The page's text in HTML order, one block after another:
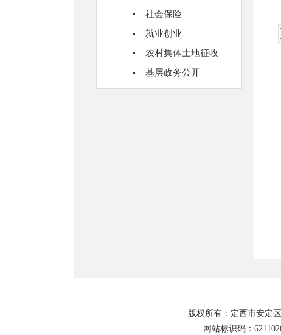
社会保险
就业创业
农村集体土地征收
基层政务公开
版权所有：定西市安定
网站标识码：